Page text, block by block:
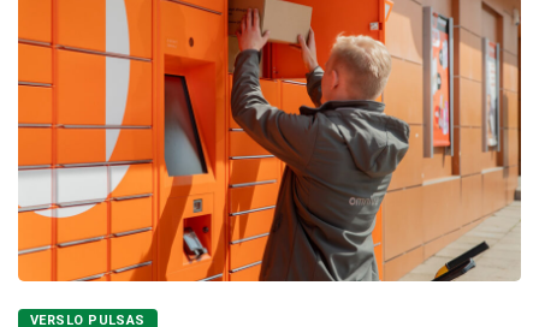
VERSLO PULSAS